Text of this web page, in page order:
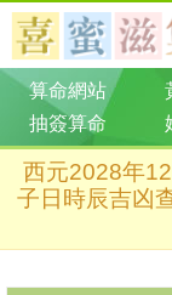
算命網站
抽簽算命
西元2028年
子日時辰吉凶